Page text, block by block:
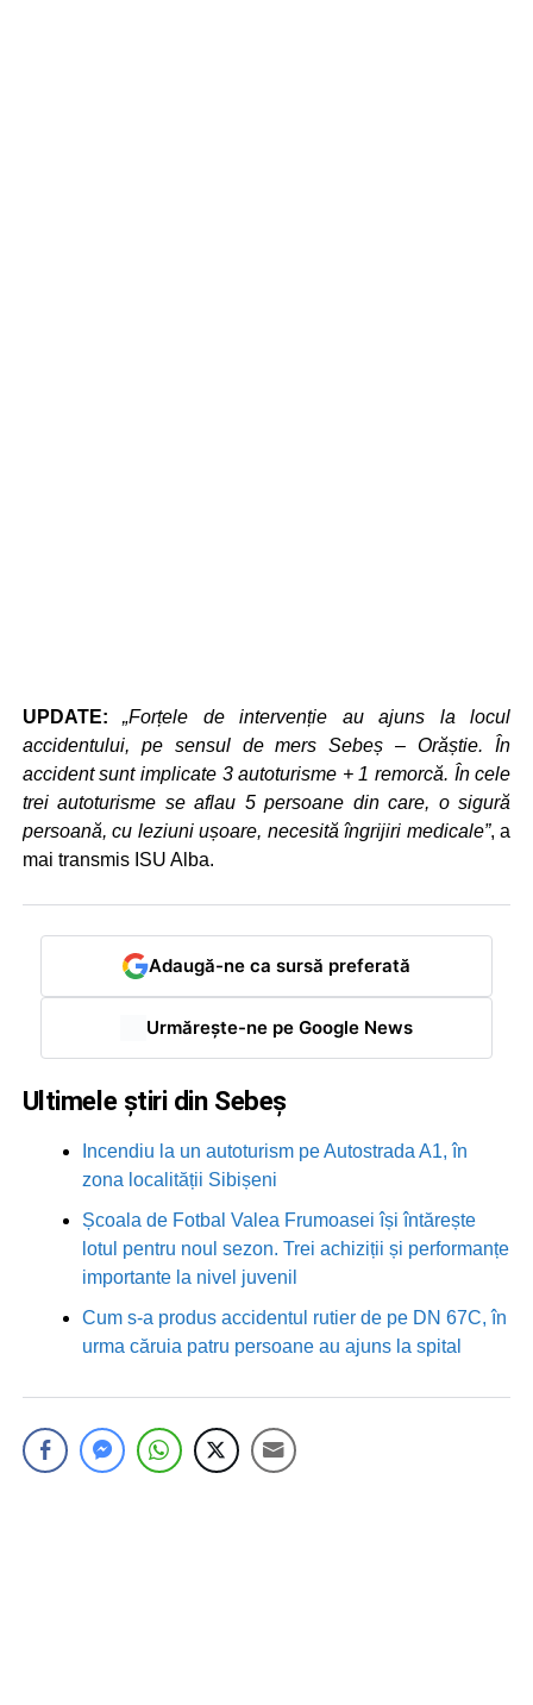
UPDATE:„Forțele de intervenție au ajuns la locul
accidentului, pe sensul de mers Sebeș – Orăștie. În
accident sunt implicate 3 autoturisme + 1 remorcă. În cele
trei autoturisme se aflau 5 persoane din care, o sigură
persoană, cu leziuni ușoare, necesită îngrijiri medicale”, a
mai transmis ISU Alba.
Adaugă-ne ca sursă preferată
Urmărește-ne pe Google News
Ultimele știri din Sebeș
Incendiu la un autoturism pe Autostrada A1, în
zona localității Sibișeni
Școala de Fotbal Valea Frumoasei își întărește
lotul pentru noul sezon. Trei achiziții și performanțe
importante la nivel juvenil
Cum s-a produs accidentul rutier de pe DN 67C, în
urma căruia patru persoane au ajuns la spital